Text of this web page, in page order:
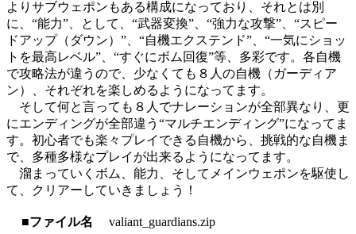
よりサブウェポンもある構成になっており、それとは別
に、“能力”、として、“武器変換”、“強力な攻撃”、“スピー
ドアップ（ダウン）”、“自機エクステンド”、“一気にショッ
トを最高レベル”、“すぐにボム回復”等、多彩です。各自機
で攻略法が違うので、少なくても８人の自機（ガーディア
ン）、それぞれを楽しめるようになってます。
そして何と言っても８人でナレーションが全部異なり、更
にエンディングが全部違う“マルチエンディング”になってま
す。初心者でも楽々プレイできる自機から、挑戦的な自機ま
で、多種多様なプレイが出来るようになってます。
溜まっていくボム、能力、そしてメインウェポンを駆使し
て、クリアーしていきましょう！
■ファイル名
valiant_guardians.zip